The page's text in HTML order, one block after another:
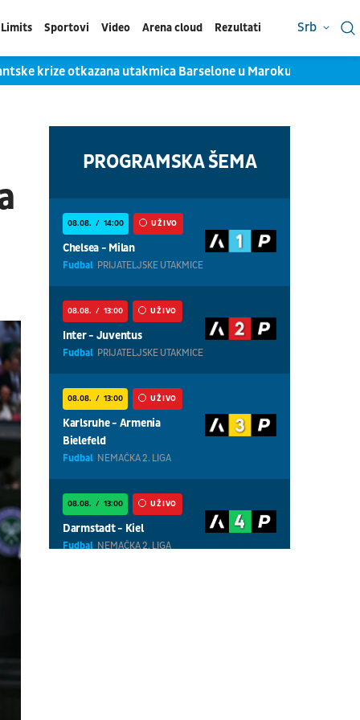
Limits Sportovi Video Arena cloud Rezultati Srb
krize otkazana utakmica Barselone u Maroku
PROGRAMSKA ŠEMA
08.08. 14:00 UŽIVO
Chelsea - Milan
Fudbal PRIJATELJSKE UTAKMICE
08.08. 13:00 UŽIVO
Inter - Juventus
Fudbal PRIJATELJSKE UTAKMICE
08.08. 13:00 UŽIVO
Karlsruhe - Armenia
Bielefeld
Fudbal NEMAČKA 2. LIGA
08.08. 13:00 UŽIVO
Darmstadt - Kiel
Fudbal NEMAČKA 2. LIGA